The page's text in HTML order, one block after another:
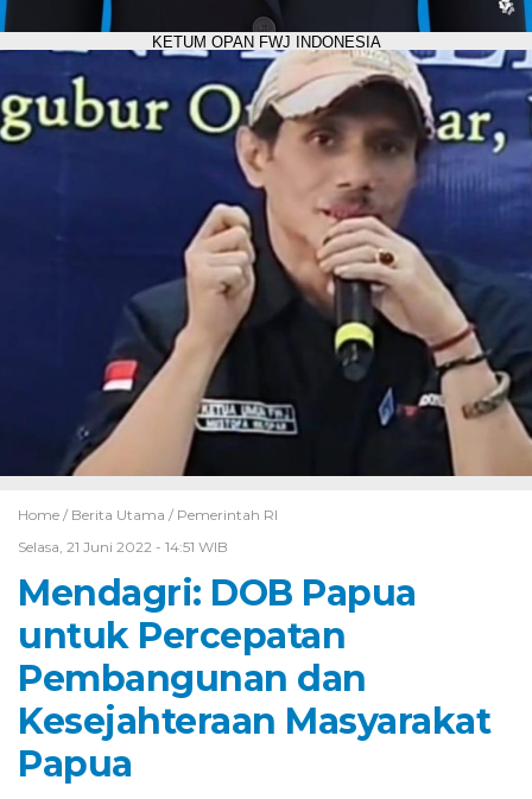
KETUM OPAN FWJ INDONESIA
Home / Berita Utama / Pemerintah RI
Selasa, 21 Juni 2022 - 14:51 WIB
Mendagri: DOB Papua
untuk Percepatan
Pembangunan dan
Kesejahteraan Masyarakat
Papua